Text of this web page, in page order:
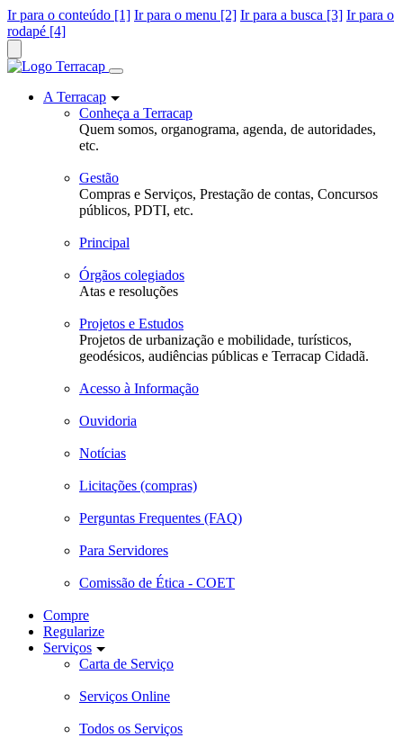
Ir para o conteúdo [1] Ir para o menu [2] Ir para a busca [3] Ir para o
rodapé [4]
A Terracap
Conheça a Terracap
Quem somos, organograma, agenda, de autoridades,
etc.
Gestão
Compras e Serviços, Prestação de contas, Concursos
públicos, PDTI, etc.
Principal
Órgãos colegiados
Atas e resoluções
Projetos e Estudos
Projetos de urbanização e mobilidade, turísticos,
geodésicos, audiências públicas e Terracap Cidadã.
Acesso à Informação
Ouvidoria
Notícias
Licitações (compras)
Perguntas Frequentes (FAQ)
Para Servidores
Comissão de Ética - COET
Compre
Regularize
Serviços
Carta de Serviço
Serviços Online
Todos os Serviços